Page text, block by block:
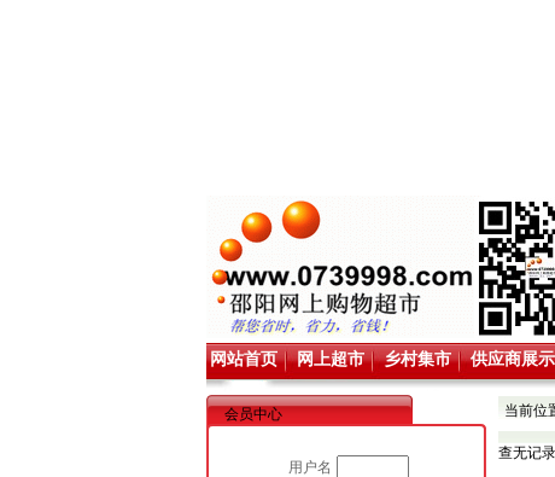
网站首页 网上超市 乡村集市 供应商展示
会员中心
用户名
当前位
查无记录